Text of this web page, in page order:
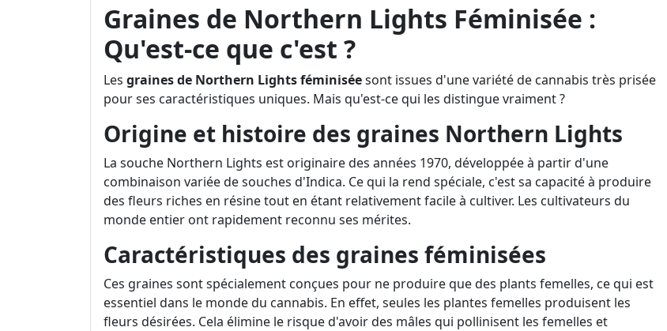
Graines de Northern Lights Féminisée :
Qu'est-ce que c'est ?
Les graines de Northern Lights féminiséesont issues d'une variété de cannabis très prisée
pour ses caractéristiques uniques. Mais qu'est-ce qui les distingue vraiment ?
Origine et histoire des graines Northern Lights
La souche Northern Lights est originaire des années 1970, développée à partir d'une
combinaison variée de souches d'Indica. Ce qui la rend spéciale, c'est sa capacité à produire
des fleurs riches en résine tout en étant relativement facile à cultiver. Les cultivateurs du
monde entier ont rapidement reconnu ses mérites.
Caractéristiques des graines féminisées
Ces graines sont spécialement conçues pour ne produire que des plants femelles, ce qui est
essentiel dans le monde du cannabis. En effet, seules les plantes femelles produisent les
fleurs désirées. Cela élimine le risque d'avoir des mâles qui pollinisent les femelles et